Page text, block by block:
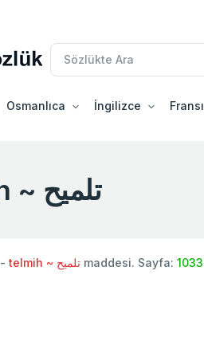
Osmanlıca İngilizce
telmih ~ تلميح
- telmih ~ تلميح maddesi. Sayfa: 1033